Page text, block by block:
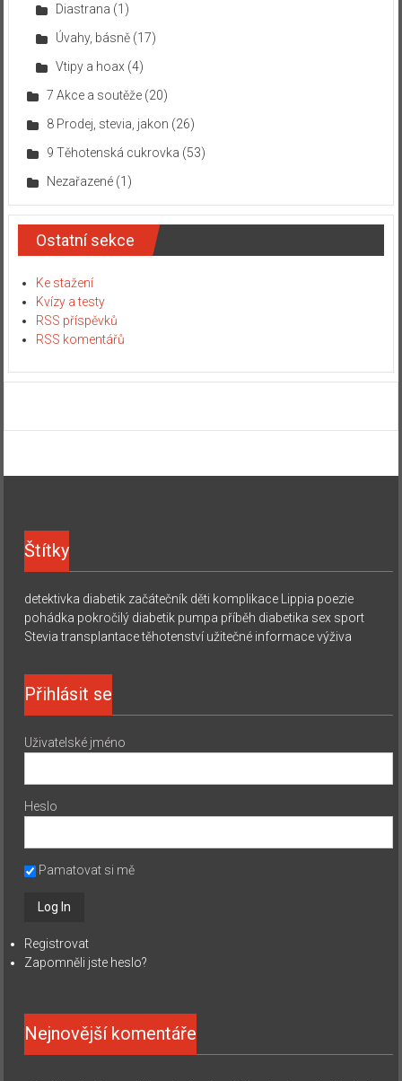
Diastrana (1)
Úvahy, básně(17)
Vtipy a hoax (4)
7 Akce a soutěže(20)
8 Prodej, stevia, jakon (26)
9 Těhotenská cukrovka (53)
Nezařazené(1)
Ostatní sekce
Ke stažení
Kvízy a testy
RSS příspěvků
RSS komentářů
Štítky
detektivka diabetik začátečník děti komplikace Lippia poezie
pohádka pokročilý diabetik pumpa příběh diabetika sex sport
Stevia transplantace těhotenství užitečné informace výživa
Přihlásit se
Uživatelské jméno
Heslo
Pamatovat si mě
Registrovat
Zapomněli jste heslo?
Nejnovější komentáře